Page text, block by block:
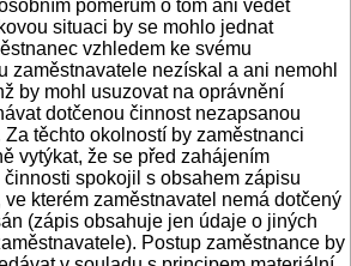
poměrům o tom ani vědět
situaci by se mohlo jednat
vzhledem ke svému
zaměstnavatele nezískal a ani nemohl
by mohl usuzovat na oprávnění
dotčenou činnost nezapsanou
těchto okolností by zaměstnanci
vytýkat, že se před zahájením
spokojil s obsahem zápisu
kterém zaměstnavatel nemá dotčený
(zápis obsahuje jen údaje o jiných
Postup zaměstnance by